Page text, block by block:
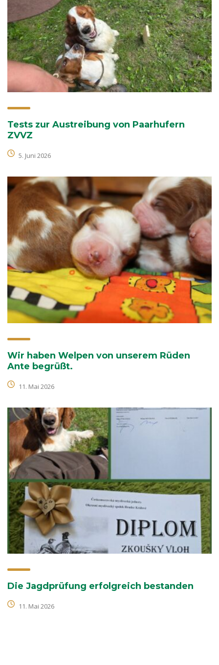
Tests zur Austreibung von Paarhufern
ZVVZ
5. Juni 2026
Wir haben Welpen von unserem Rüden
Ante begrüßt.
11. Mai 2026
Die Jagdprüfung erfolgreich bestanden
11. Mai 2026